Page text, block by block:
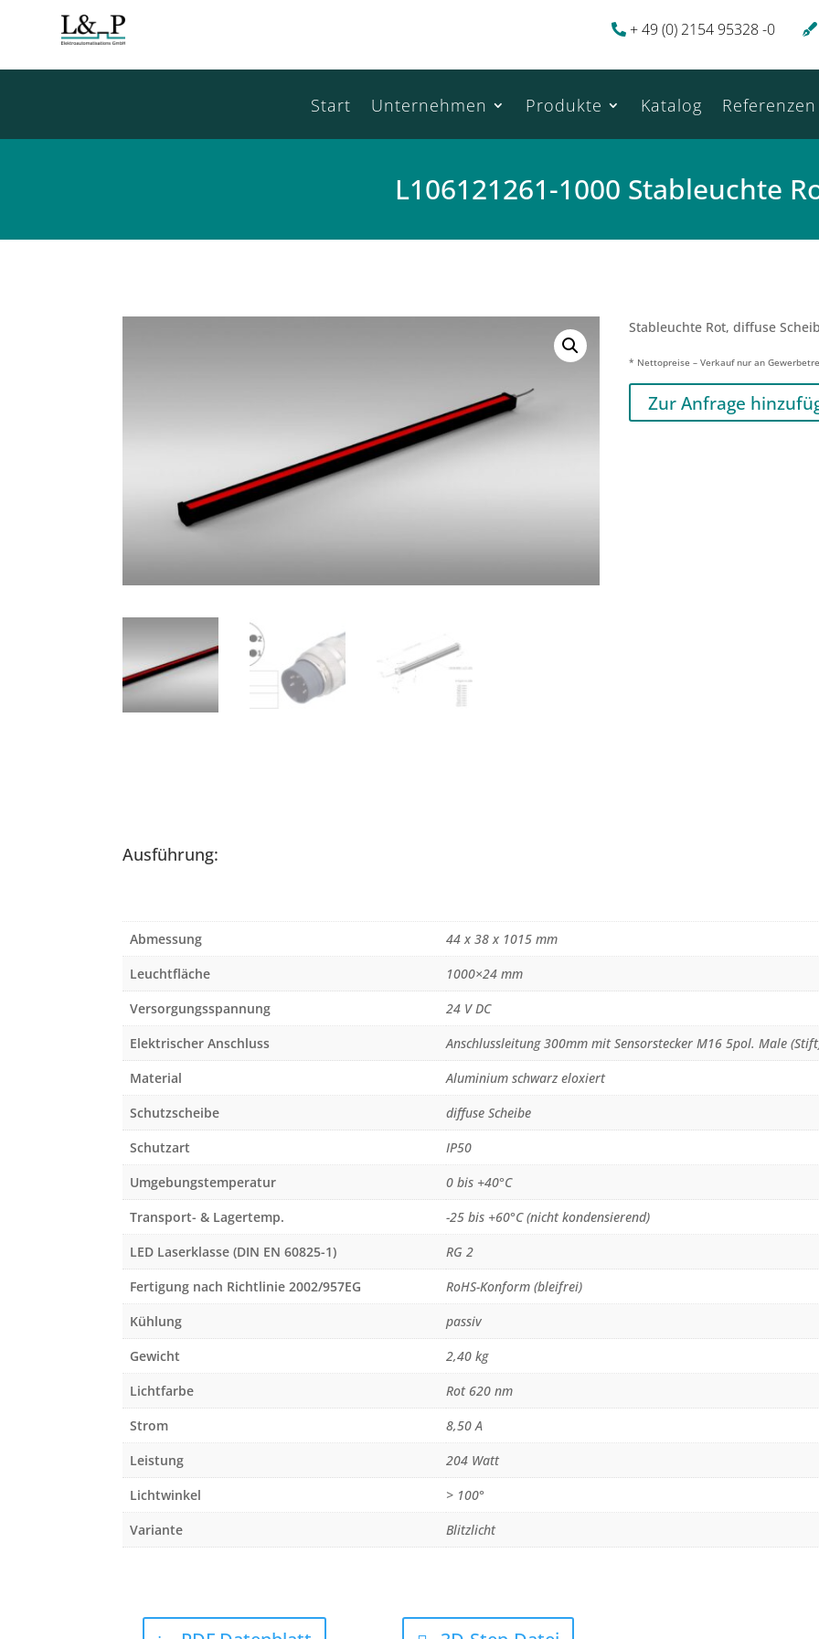
+ 49 (0) 2154 95328 -0
Start Unternehmen Produkte Katalog Referenzen
L106121261-1000 Stableuchte
Stableuchte Rot, diffuse
* Nettopreise – Verkauf nur an
Zur Anfrage
Ausführung:
Abmessung
44 x 38 x 1015 mm
Leuchtfläche
1000×24 mm
Versorgungsspannung
24 V DC
Elektrischer Anschluss
Anschlussleitung 300mm mit Sensorstecker M16 5pol. Male
Material
Aluminium schwarz eloxiert
Schutzscheibe
diffuse Scheibe
Schutzart
IP50
Umgebungstemperatur
0 bis +40°C
Transport- & Lagertemp.
-25 bis +60°C (nicht kondensierend)
LED Laserklasse (DIN EN 60825-1)
RG 2
Fertigung nach Richtlinie 2002/957EG
RoHS-Konform (bleifrei)
Kühlung
passiv
Gewicht
2,40 kg
Lichtfarbe
Rot 620 nm
Strom
8,50 A
Leistung
204 Watt
Lichtwinkel
> 100°
Variante
Blitzlicht